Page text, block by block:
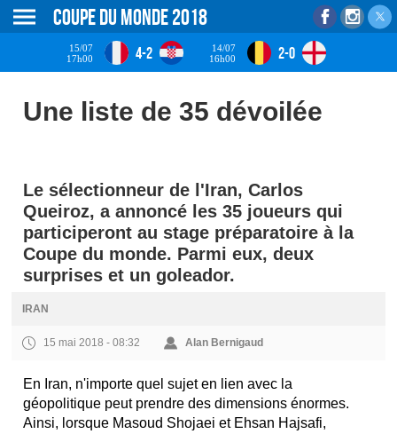
Coupe du monde 2018
15/07
17h00
4-2
14/07
16h00
2-0
Une liste de 35 dévoilée
Le sélectionneur de l'Iran, Carlos
Queiroz, a annoncé les 35 joueurs qui
participeront au stage préparatoire à la
Coupe du monde. Parmi eux, deux
surprises et un goleador.
IRAN
15 mai 2018 - 08:32 Alan Bernigaud
En Iran, n'importe quel sujet en lien avec la
géopolitique peut prendre des dimensions énormes.
Ainsi, lorsque Masoud Shojaei et Ehsan Hajsafi,